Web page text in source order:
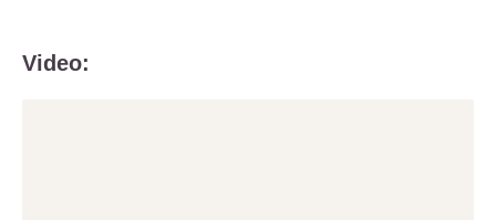
Video: